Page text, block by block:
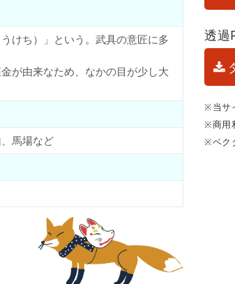
けち）」という。武具の意匠に多
が由来なため、なかの目が少し大
馬場など
透過
※当サ
※商用
※ベク